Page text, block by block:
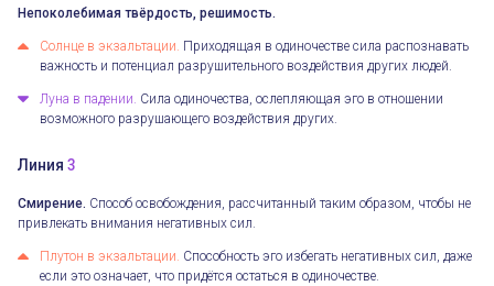
Непоколебимая твёрдость, решимость.
Солнце в экзальтации. Приходящая в одиночестве сила распознавать
важность и потенциал разрушительного воздействия других людей.
Луна в падении. Сила одиночества, ослепляющая эго в отношении
возможного разрушающего воздействия других.
Линия 3
Смирение. Способ освобождения, рассчитанный таким образом, чтобы не
привлекать внимания негативных сил.
Плутон в экзальтации. Способность эго избегать негативных сил, даже
если это означает, что придётся остаться в одиночестве.